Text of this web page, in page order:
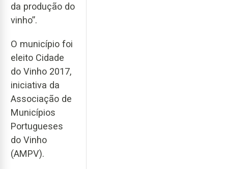
da produção do
vinho”.
O município foi
eleito Cidade
do Vinho 2017,
iniciativa da
Associação de
Municípios
Portugueses
do Vinho
(AMPV).